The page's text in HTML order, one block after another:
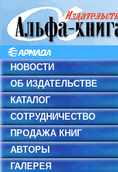
НОВОСТИ
ОБ ИЗДАТЕЛЬСТВЕ
КАТАЛОГ
СОТРУДНИЧЕСТВО
ПРОДАЖА КНИГ
АВТОРЫ
ГАЛЕРЕЯ